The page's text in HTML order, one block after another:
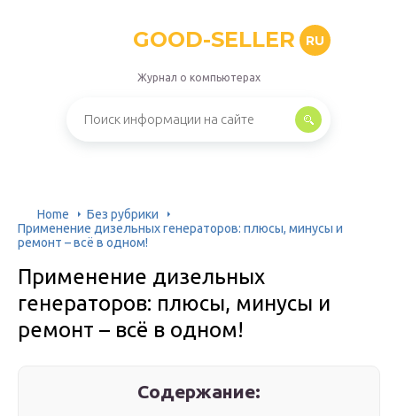
GOOD-SELLER RU
Журнал о компьютерах
Home
Без рубрики
Применение дизельных генераторов: плюсы, минусы и
ремонт – всё в одном!
Применение дизельных
генераторов: плюсы, минусы и
ремонт – всё в одном!
Содержание: